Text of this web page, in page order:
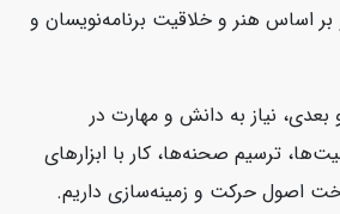
اساس هنر و خلاقیت برنامه‌نویسان و
نیاز به دانش و مهارت در
ترسیم صحنه‌ها، کار با ابزارهای
اصول حرکت و زمینه‌سازی داریم.